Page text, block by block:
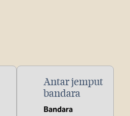
Antar jemput
bandara
Bandara